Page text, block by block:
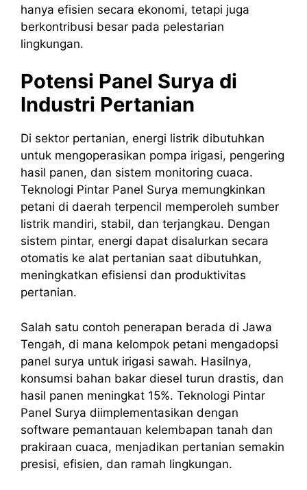
hanya efisien secara ekonomi, tetapi juga
berkontribusi besar pada pelestarian
lingkungan.
Potensi Panel Surya di
Industri Pertanian
Di sektor pertanian, energi listrik dibutuhkan
untuk mengoperasikan pompa irigasi, pengering
hasil panen, dan sistem monitoring cuaca.
Teknologi Pintar Panel Surya memungkinkan
petani di daerah terpencil memperoleh sumber
listrik mandiri, stabil, dan terjangkau. Dengan
sistem pintar, energi dapat disalurkan secara
otomatis ke alat pertanian saat dibutuhkan,
meningkatkan efisiensi dan produktivitas
pertanian.
Salah satu contoh penerapan berada di Jawa
Tengah, di mana kelompok petani mengadopsi
panel surya untuk irigasi sawah. Hasilnya,
konsumsi bahan bakar diesel turun drastis, dan
hasil panen meningkat 15%. Teknologi Pintar
Panel Surya diimplementasikan dengan
software pemantauan kelembapan tanah dan
prakiraan cuaca, menjadikan pertanian semakin
presisi, efisien, dan ramah lingkungan.